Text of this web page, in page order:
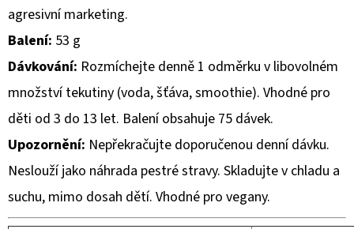
agresivní marketing.
Balení: 53 g
Dávkování: Rozmíchejte denně 1 odměrku v libovolném
množství tekutiny (voda, šťáva, smoothie). Vhodné pro
děti od 3 do 13 let. Balení obsahuje 75 dávek.
Upozornění: Nepřekračujte doporučenou denní dávku.
Neslouží jako náhrada pestré stravy. Skladujte v chladu a
suchu, mimo dosah dětí. Vhodné pro vegany.